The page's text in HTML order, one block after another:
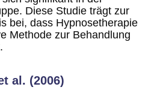
Diese Studie trägt zur
bei, dass Hypnosetherapie
Methode zur Behandlung
al. (2006)